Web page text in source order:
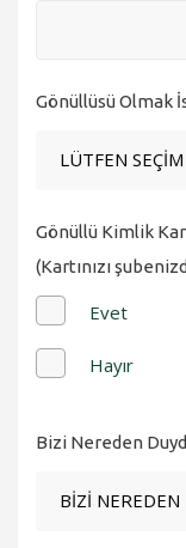
Gönüllüsü Olmak
LÜTFEN
Gönüllü Kimlik
(Kartınızı
Evet
Hayır
Bizi Nereden
BIZI